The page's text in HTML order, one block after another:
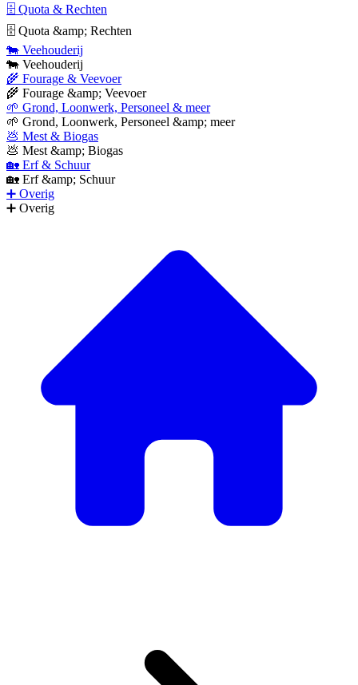
🗄 Quota & Rechten
🗄 Quota &amp; Rechten
🐄 Veehouderij
🐄 Veehouderij
🌾 Fourage & Veevoer
🌾 Fourage &amp; Veevoer
🌱 Grond, Loonwerk, Personeel & meer
🌱 Grond, Loonwerk, Personeel &amp; meer
💩 Mest & Biogas
💩 Mest &amp; Biogas
🏡 Erf & Schuur
🏡 Erf &amp; Schuur
➕ Overig
➕ Overig